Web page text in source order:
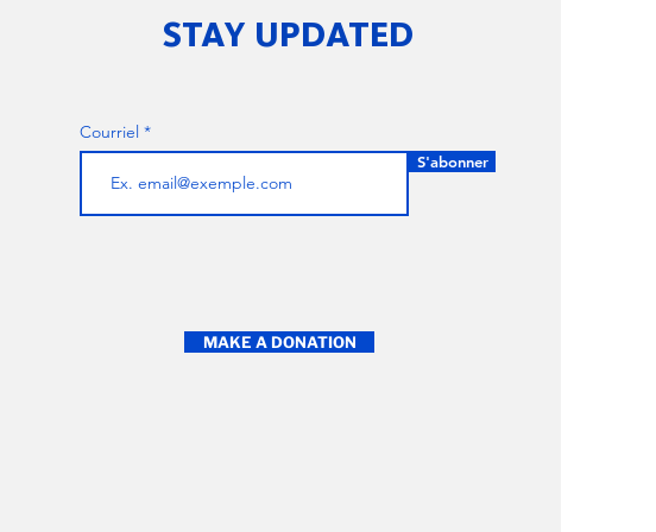
STAY UPDATED
Courriel
S'abonner
MAKE A DONATION